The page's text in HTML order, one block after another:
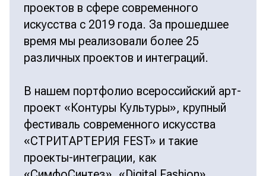
проектов в сфере современного
искусства с 2019 года. За прошедшее
время мы реализовали более 25
различных проектов и интеграций.
В нашем портфолио всероссийский арт-
проект «Контуры Культуры», крупный
фестиваль современного искусства
«СТРИТАРТЕРИЯ FEST» и такие
проекты-интеграции, как